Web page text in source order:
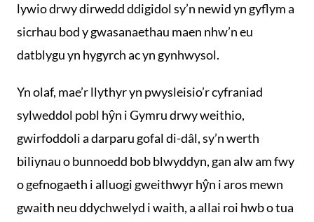
lywio drwy dirwedd ddigidol sy’n newid yn gyflym a
sicrhau bod y gwasanaethau maen nhw’n eu
datblygu yn hygyrch ac yn gynhwysol.
Yn olaf, mae’r llythyr yn pwysleisio’r cyfraniad
sylweddol pobl hŷn i Gymru drwy weithio,
gwirfoddoli a darparu gofal di-dâl, sy’n werth
biliynau o bunnoedd bob blwyddyn, gan alw am fwy
o gefnogaeth i alluogi gweithwyr hŷn i aros mewn
gwaith neu ddychwelyd i waith, a allai roi hwb o tua